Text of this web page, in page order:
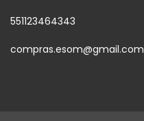
551123464343
compras.esom@gmail.com